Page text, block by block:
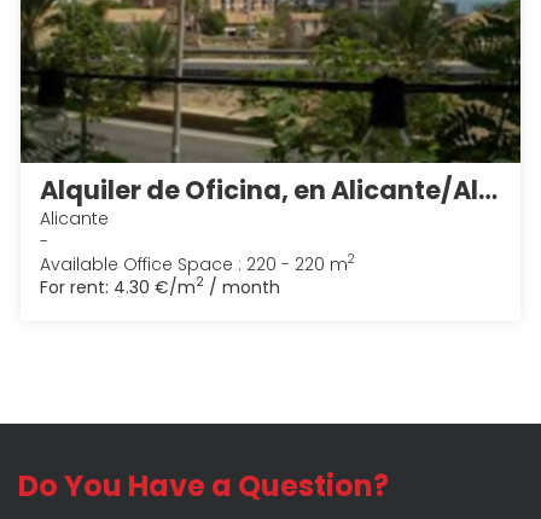
Alquiler de Oficina, en Alicante/Alacant 4
Alicante
-
Available Office Space : 220 - 220 m2
For rent: 4.30 €/m2 / month
Do You Have a Question?